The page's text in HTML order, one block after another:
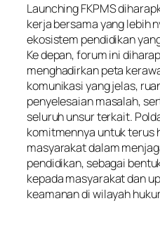
Launching FKPMS
kerja bersama yang lebih
ekosistem pendidikan
Ke depan, forum ini
menghadirkan peta
komunikasi yang jelas,
penyelesaian masalah,
seluruh unsur terkait.
komitmennya untuk terus
masyarakat dalam
pendidikan, sebagai
kepada masyarakat dan
keamanan di wilayah